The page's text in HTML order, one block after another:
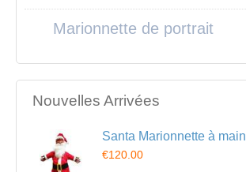
Marionnette de portrait
Nouvelles Arrivées
Santa Marionnette à main
€120.00